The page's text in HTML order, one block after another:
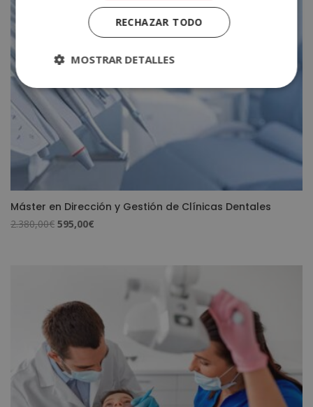
Máster en Dirección y Gestión de Clínicas Dentales
2.380,00€ El
595,00€
RECHAZAR TODO
MOSTRAR DETALLES